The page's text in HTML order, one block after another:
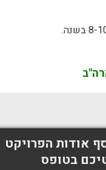
אודות הפרויקט
בטופס